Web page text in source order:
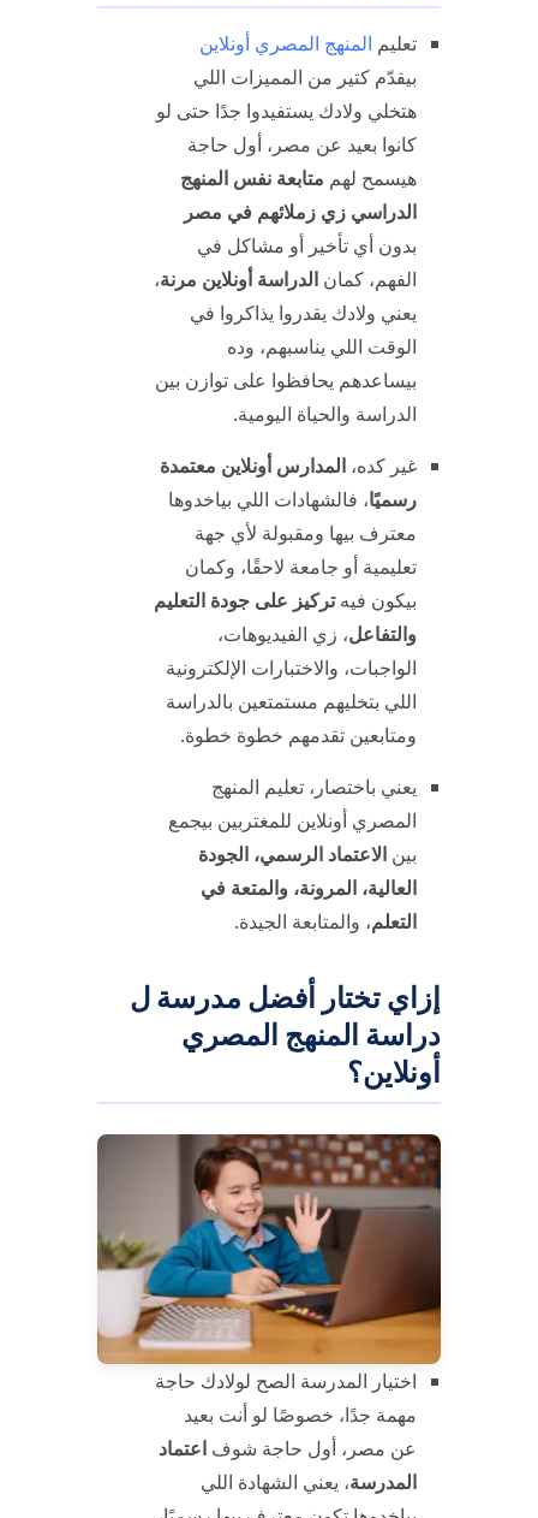
تعليم المنهج المصري أونلاين
بيقدّم كتير من المميزات اللي
هتخلي ولادك يستفيدوا جدًا حتى لو
كانوا بعيد عن مصر، أول حاجة
هيسمح لهم متابعة نفس المنهج
الدراسي زي زملائهم في مصر
بدون أي تأخير أو مشاكل في
الفهم، كمان الدراسة أونلاين مرنة،
يعني ولادك يقدروا يذاكروا في
الوقت اللي يناسبهم، وده
بيساعدهم يحافظوا على توازن بين
الدراسة والحياة اليومية.
غير كده، المدارس أونلاين معتمدة
رسميًا، فالشهادات اللي بياخدوها
معترف بيها ومقبولة لأي جهة
تعليمية أو جامعة لاحقًا، وكمان
بيكون فيهتركيز على جودة التعليم
والتفاعل، زي الفيديوهات،
الواجبات، والاختبارات الإلكترونية
اللي بتخليهم مستمتعين بالدراسة
ومتابعين تقدمهم خطوة خطوة.
يعني باختصار، تعليم المنهج
المصري أونلاين للمغتربين بيجمع
بين الاعتماد الرسمي، الجودة
العالية، المرونة، والمتعة في
التعلم، والمتابعة الجيدة.
إزاي تختار أفضل مدرسة ل
دراسة المنهج المصري
أونلاين؟
اختيار المدرسة الصح لولادك حاجة
مهمة جدًا، خصوصًا لو أنت بعيد
عن مصر، أول حاجة شوف اعتماد
المدرسة، يعني الشهادة اللي